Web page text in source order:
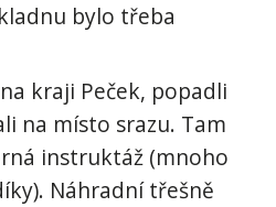
bylo třeba
kraji Peček, popadli
na místo srazu. Tam
instruktáž (mnoho
Náhradní třešně